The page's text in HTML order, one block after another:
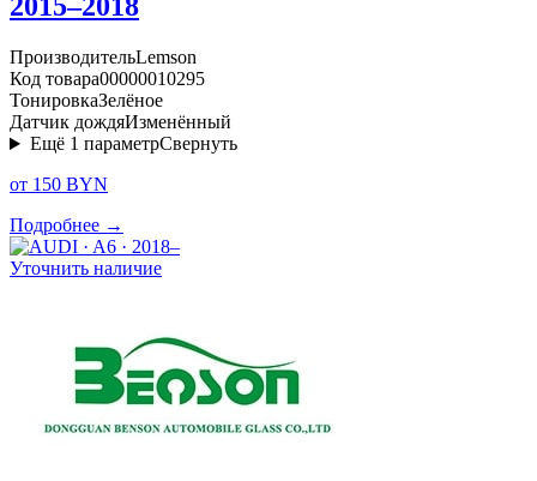
2015–2018
ПроизводительLemson
Код товара00000010295
ТонировкаЗелёное
Датчик дождяИзменённый
Ещё 1 параметрСвернуть
от 150 BYN
Подробнее →
Уточнить наличие